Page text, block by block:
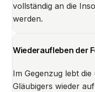
vollständig an die
werden.
Wiederaufleben der
Im Gegenzug lebt
Gläubigers wieder